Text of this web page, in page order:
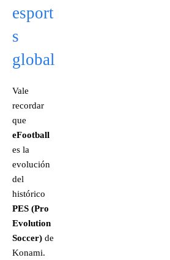
esport
s
global
Vale
recordar
que
eFootball
es la
evolución
del
histórico
PES (Pro
Evolution
Soccer) de
Konami.